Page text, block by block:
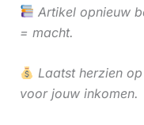
Artikel opnieuw
= macht.
Laatst herzien
voor jouw inkomen.